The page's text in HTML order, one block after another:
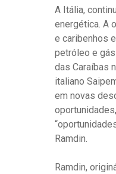
A Itália,
energética. A
e caribenhos
petróleo e
das Caraíbas
italiano
em novas
Ramdin.
Ramdin,